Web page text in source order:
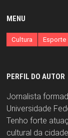
MENU
Cultura Esporte
PERFIL DO AUTOR
Jornalista
Universidade
Tenho forte
cultural da